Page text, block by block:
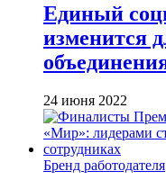
Единый
изменится
24 июня 2022
Бренд работодателя